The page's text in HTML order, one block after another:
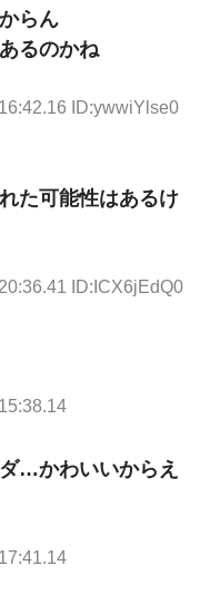
らん
るのかね
ID:ywwiYlse0
た可能性はあるけ
ID:ICX6jEdQ0
…かわいいからえ